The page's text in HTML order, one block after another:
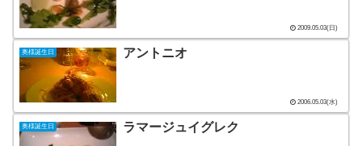
2009.05.03(日)
奥様誕生日 アントニオ
2006.05.03(水)
奥様誕生日 ラマージュイグレク